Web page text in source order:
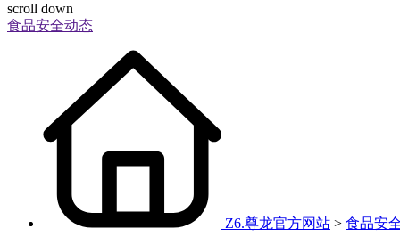
scroll down
食品安全动态
Z6.尊龙官方网站 > 食品安